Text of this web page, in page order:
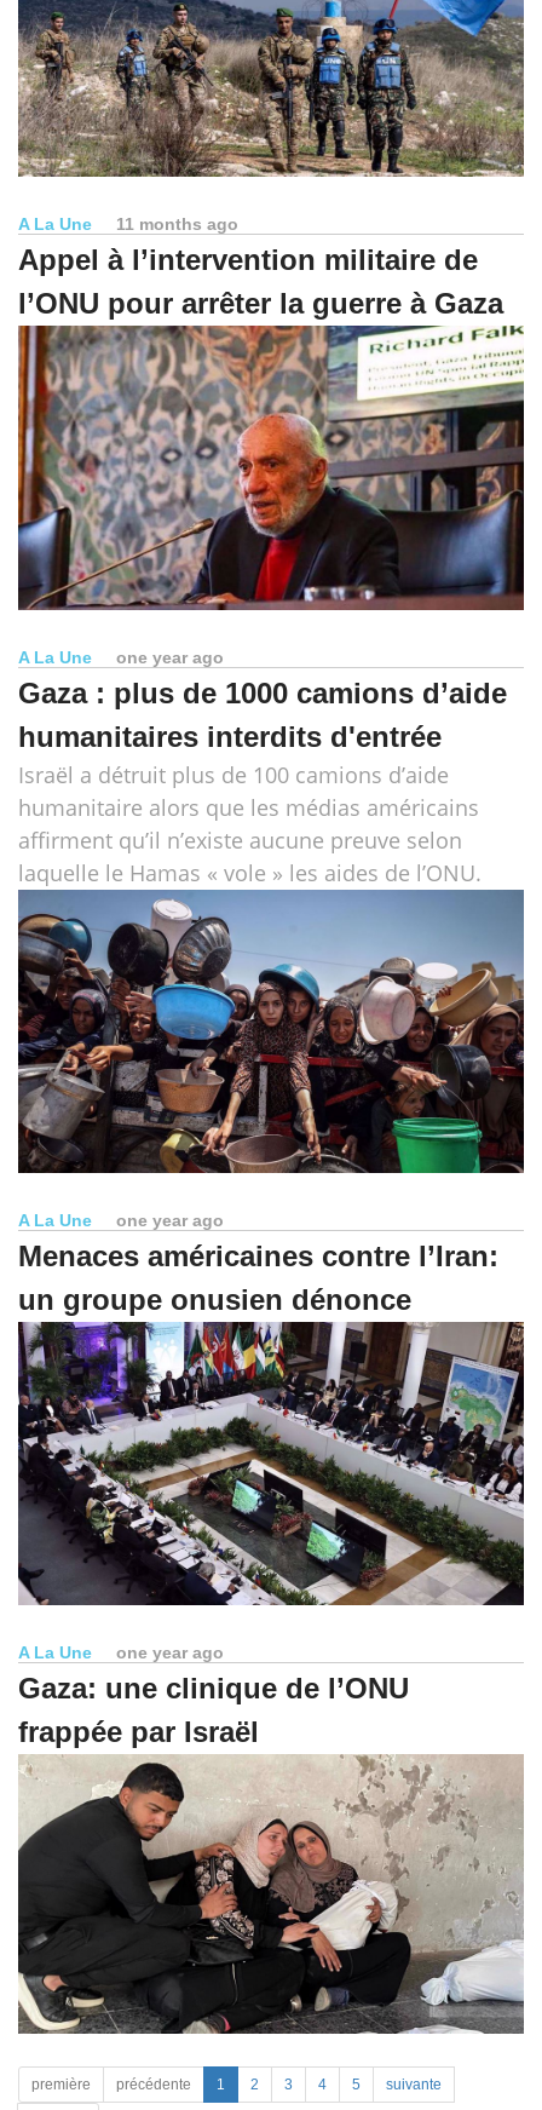
A La Une 11 months ago
Appel à l’intervention militaire de
l’ONU pour arrêter la guerre à Gaza
A La Une one year ago
Gaza : plus de 1000 camions d’aide
humanitaires interdits d'entrée
Israël a détruit plus de 100 camions d’aide
humanitaire alors que les médias américains
affirment qu’il n’existe aucune preuve selon
laquelle le Hamas « vole » les aides de l’ONU.
A La Une one year ago
Menaces américaines contre l’Iran:
un groupe onusien dénonce
A La Une one year ago
Gaza: une clinique de l’ONU
frappée par Israël
première précédente 1 2 3 4 5 suivante